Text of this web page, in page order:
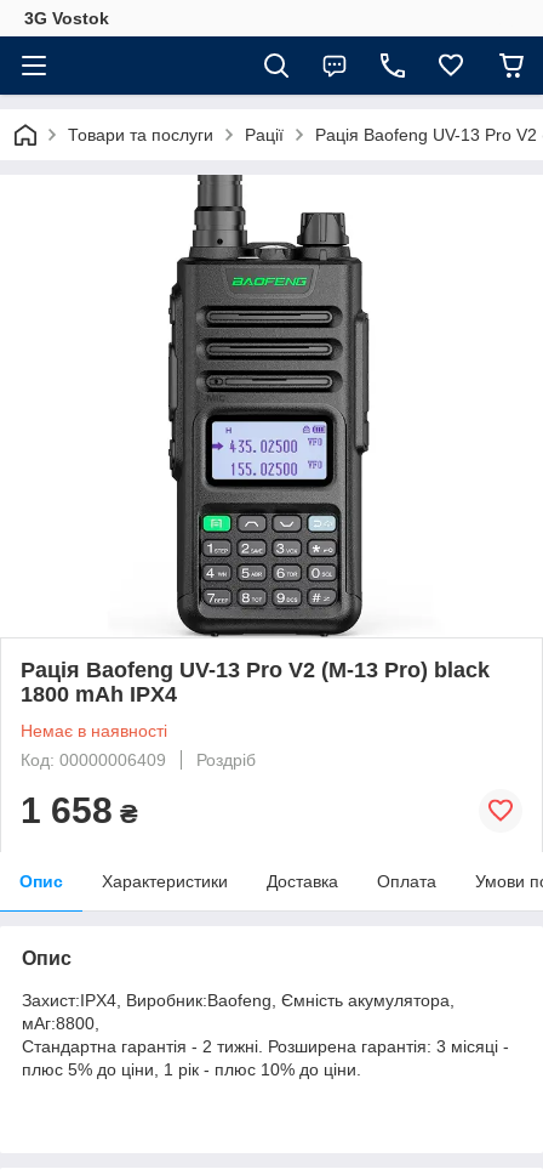
3G Vostok
Товари та послуги Рації Рація Baofeng UV-13 Pro
Рація Baofeng UV-13 Pro V2 (M-13 Pro) black
1800 mAh IPX4
Немає в наявності
Код: 00000006409
Роздріб
1 658 ₴
Опис Характеристики Доставка Оплата Умови
Опис
Захист:IPX4, Виробник:Baofeng, Ємність акумулятора,
мАг:8800,
Стандартна гарантія - 2 тижні. Розширена гарантія: 3 місяці -
плюс 5% до ціни, 1 рік - плюс 10% до ціни.